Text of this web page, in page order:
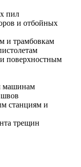
пил
и отбойных
и трамбовкам
поверхностным
машинам
швов
станциям и
трещин